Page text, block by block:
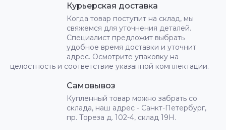
Курьерская доставка
Когда товар поступит на склад, мы
свяжемся для уточнения деталей.
Специалист предложит выбрать
удобное время доставки и уточнит
адрес. Осмотрите упаковку на
целостность и соответствие указанной комплектации.
Самовывоз
Купленный товар можно забрать со
склада, наш адрес - Санкт-Петербург,
пр. Тореза д. 102-4, склад 19Н.